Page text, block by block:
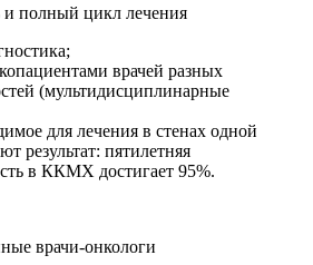
и полный цикл лечения
врачей разных
(мультидисциплинарные
для лечения в стенах одной
результат: пятилетняя
в ККМХ достигает 95%.
врачи-онкологи